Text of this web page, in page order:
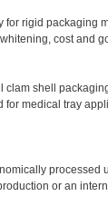
rigid packaging
cost and
shell
medical tray
or an